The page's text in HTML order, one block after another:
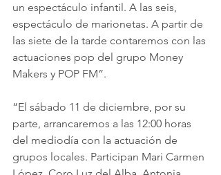
un espectáculo infantil. A las seis,
espectáculo de marionetas. A partir de
las siete de la tarde contaremos con las
actuaciones pop del grupo Money
Makers y POP FM”.
“El sábado 11 de diciembre, por su
parte, arrancaremos a las 12:00 horas
del mediodía con la actuación de
grupos locales. Participan Mari Carmen